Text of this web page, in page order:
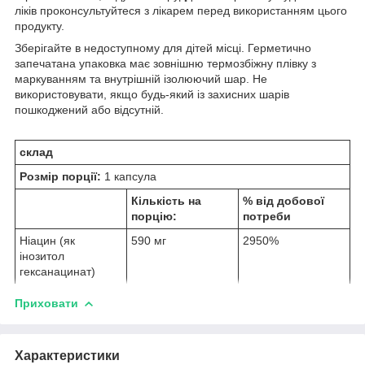
ліків проконсультуйтеся з лікарем перед використанням цього
продукту.
Зберігайте в недоступному для дітей місці. Герметично
запечатана упаковка має зовнішню термозбіжну плівку з
маркуванням та внутрішній ізолюючий шар. Не
використовувати, якщо будь-який із захисних шарів
пошкоджений або відсутній.
склад
Розмір порції: 1 капсула
Кількість на
порцію:
% від добової
потреби
Ніацин (як
інозитол
гексанацинат)
590 мг 2950%
Приховати
Характеристики